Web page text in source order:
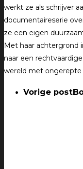
werkt ze als schrijver
documentaireserie
ze een eigen
Met haar achtergrond
naar een
wereld met ongerepte
Vorige post